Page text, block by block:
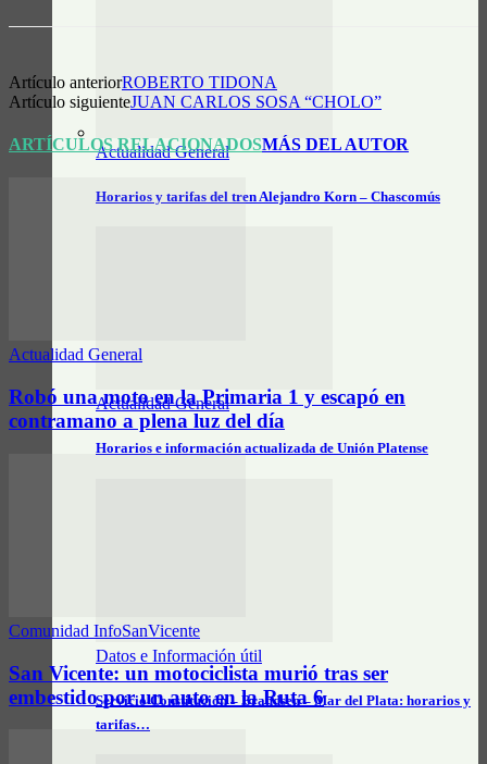
Actualidad General
Horarios y tarifas del tren Alejandro Korn – Chascomús
Actualidad General
Horarios e información actualizada de Unión Platense
Datos e Información útil
Servicio Constitución – Brandsen – Mar del Plata: horarios y
tarifas…
Artículo anteriorROBERTO TIDONA
Artículo siguienteJUAN CARLOS SOSA “CHOLO”
ARTÍCULOS RELACIONADOSMÁS DEL AUTOR
Actualidad General
Robó una moto en la Primaria 1 y escapó en
contramano a plena luz del día
Comunidad InfoSanVicente
San Vicente: un motociclista murió tras ser
embestido por un auto en la Ruta 6